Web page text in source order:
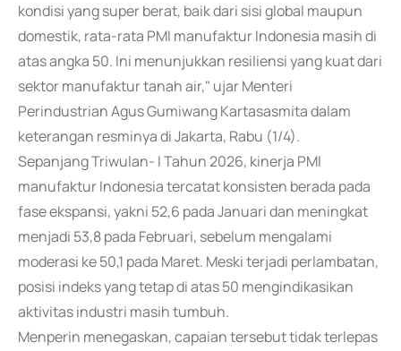
kondisi yang super berat, baik dari sisi global maupun
domestik, rata-rata PMI manufaktur Indonesia masih di
atas angka 50. Ini menunjukkan resiliensi yang kuat dari
sektor manufaktur tanah air," ujar Menteri
Perindustrian Agus Gumiwang Kartasasmita dalam
keterangan resminya di Jakarta, Rabu (1/4).
Sepanjang Triwulan- I Tahun 2026, kinerja PMI
manufaktur Indonesia tercatat konsisten berada pada
fase ekspansi, yakni 52,6 pada Januari dan meningkat
menjadi 53,8 pada Februari, sebelum mengalami
moderasi ke 50,1 pada Maret. Meski terjadi perlambatan,
posisi indeks yang tetap di atas 50 mengindikasikan
aktivitas industri masih tumbuh.
Menperin menegaskan, capaian tersebut tidak terlepas